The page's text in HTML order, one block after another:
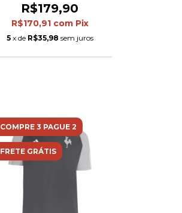
detalhes em cinza
R$179,90
R$170,91 com Pix
5 x de R$35,98 sem juros
COMPRE 3 PAGUE 2
FRETE GRÁTIS